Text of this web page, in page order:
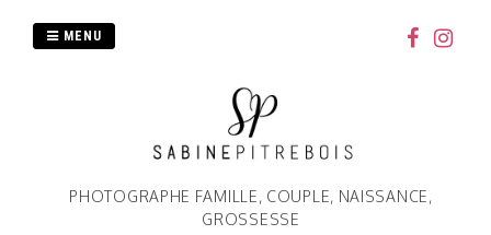
PHOTOGRAPHE FAMILLE, COUPLE, NAISSANCE,
GROSSESSE
MENU